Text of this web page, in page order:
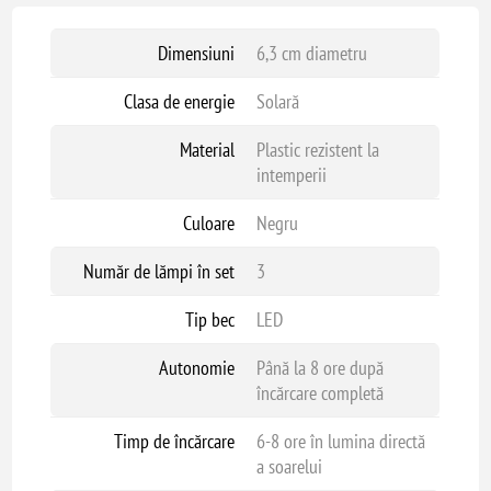
Dimensiuni
6,3 cm diametru
Clasa de energie
Solară
Material
Plastic rezistent la
intemperii
Culoare
Negru
Număr de lămpi în set
3
Tip bec
LED
Autonomie
Până la 8 ore după
încărcare completă
Timp de încărcare
6-8 ore în lumina directă
a soarelui